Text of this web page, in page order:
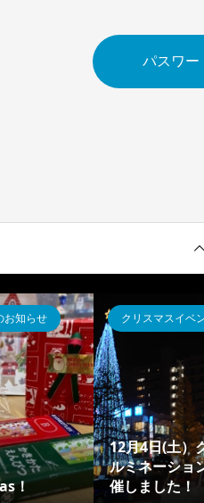
パスワー
お知らせ
！
クリスマスイベ
12月4日(土）
ルミネーショ
催しました！